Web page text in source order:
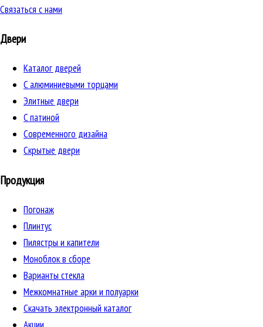
Связаться с нами
Двери
Каталог дверей
C алюминиевыми торцами
Элитные двери
C патиной
Cовременного дизайна
Скрытые двери
Продукция
Погонаж
Плинтус
Пилястры и капители
Моноблок в сборе
Варианты стекла
Межкомнатные арки и полуарки
Скачать электронный каталог